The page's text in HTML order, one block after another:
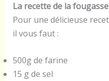
La recette de la
Pour une délicieuse
il vous faut :
500g de farine
15 g de sel